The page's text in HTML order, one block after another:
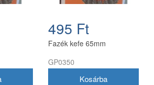
495 Ft
Fazék kefe 65mm
GP0350